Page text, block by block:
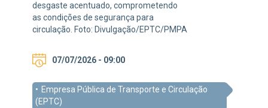
desgaste acentuado, comprometendo
as condições de segurança para
circulação. Foto: Divulgação/EPTC/PMPA
07/07/2026 - 09:00
Empresa Pública de Transporte e Circulação
(EPTC)